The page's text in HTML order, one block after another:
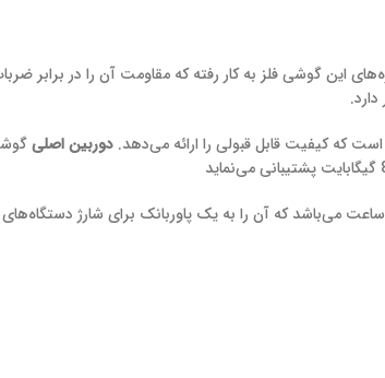
شده و در کناره‌های این گوشی فلز به کار رفته که مقاومت
دوربین اصلی
میلی آمپر ساعت می‌باشد که آن را به یک پاوربانک برای شارژ